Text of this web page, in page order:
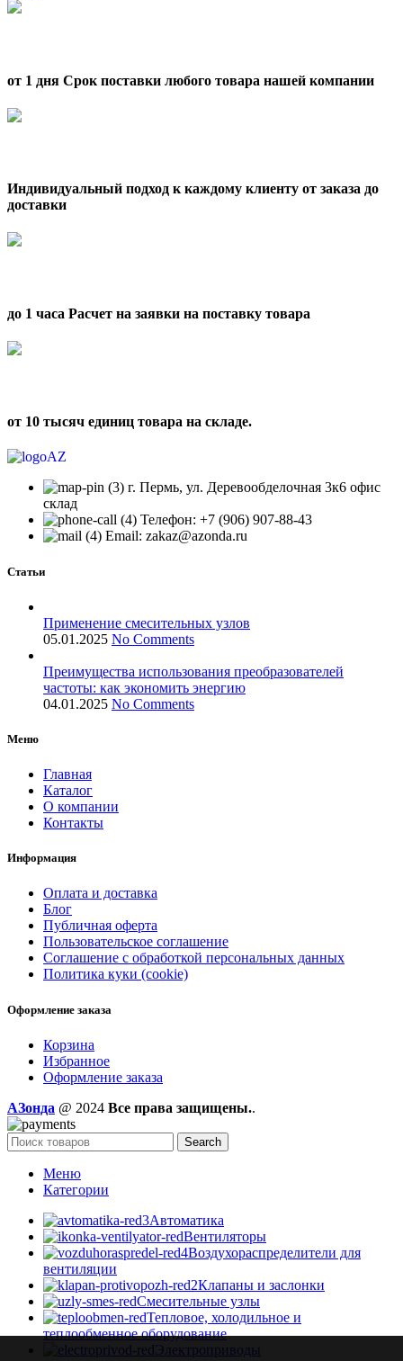
от 1 дня Срок поставки любого товара нашей компании
Индивидуальный подход к каждому клиенту от заказа до
доставки
до 1 часа Расчет на заявки на поставку товара
от 10 тысяч единиц товара на складе.
г. Пермь, ул. Деревообделочная 3к6 офис
склад
Телефон: +7 (906) 907-88-43
Email: zakaz@azonda.ru
Статьи
Применение смесительных узлов
05.01.2025 No Comments
Преимущества использования преобразователей
частоты: как экономить энергию
04.01.2025 No Comments
Меню
Главная
Каталог
О компании
Контакты
Информация
Оплата и доставка
Блог
Публичная оферта
Пользовательское соглашение
Соглашение с обработкой персональных данных
Политика куки (cookie)
Оформление заказа
Корзина
Избранное
Оформление заказа
AЗонда @ 2024 Все права защищены..
Search
Меню
Категории
Автоматика
Вентиляторы
Воздухораспределители для
вентиляции
Клапаны и заслонки
Смесительные узлы
Тепловое, холодильное и
теплообменное оборудование
Электроприводы